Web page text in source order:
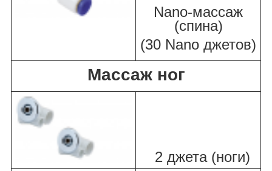
Nano-массаж
(спина)
(30 Nano джетов)
Массаж ног
2 джета (ноги)